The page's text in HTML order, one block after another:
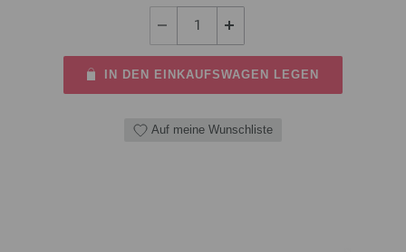
IN DEN EINKAUFSWAGEN LEGEN
Auf meine Wunschliste